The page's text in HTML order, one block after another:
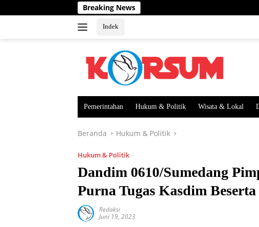
ke
Breaking News
Indek
Pemerintahan Hukum & Politik Wisata & Lokal
Beranda Hukum & Politik
Hukum & Politik
Dandim 0610/Sumedang
Purna Tugas Kasdim
Redaksi
Juni 19, 2023